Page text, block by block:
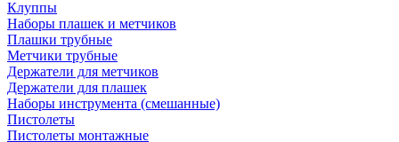
Клуппы
Наборы плашек и метчиков
Плашки трубные
Метчики трубные
Держатели для метчиков
Держатели для плашек
Наборы инструмента (смешанные)
Пистолеты
Пистолеты монтажные